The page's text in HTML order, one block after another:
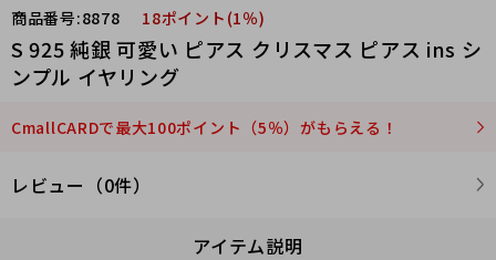
商品番号:8878 18ポイント(1％)
S 925 純銀 可愛い ピアス クリスマス ピアス ins シ
ンプル イヤリング
CmallCARDで最大100ポイント（5％）がもらえる！
レビュー（0件）
アイテム説明